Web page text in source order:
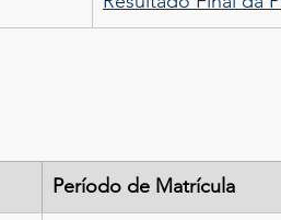
Período de Matrícula